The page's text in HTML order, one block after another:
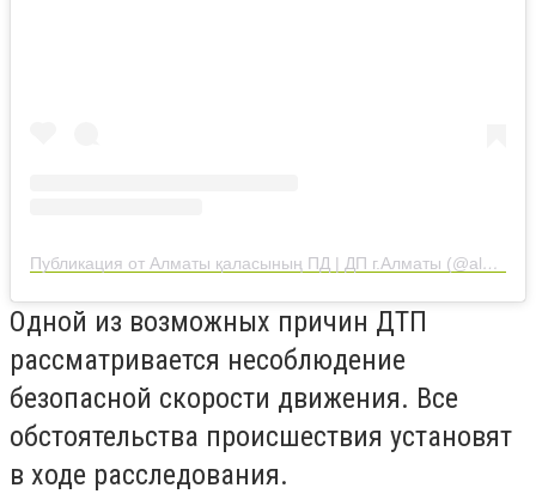
Публикация от Алматы қаласының ПД | ДП г.Алматы (@almaty.police)
Одной из возможных причин ДТП
рассматривается несоблюдение
безопасной скорости движения. Все
обстоятельства происшествия установят
в ходе расследования.